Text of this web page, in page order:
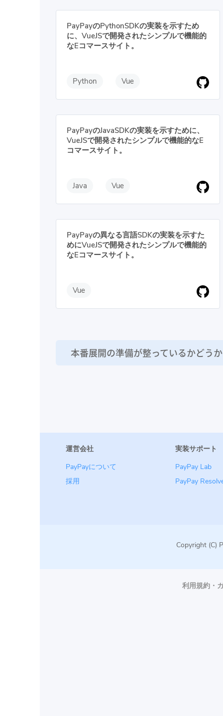
PayPayのPythonSDKの実装を示すため
に、VueJSで開発されたシンプルで機能的
なEコマースサイト。
Python Vue
PayPayのJavaSDKの実装を示すために、
VueJSで開発されたシンプルで機能的なE
コマースサイト。
Java Vue
PayPayの異なる言語SDKの実装を示すた
めにVueJSで開発されたシンプルで機能的
なEコマースサイト。
Vue
本番展開の準備が整っているかどう
運営会社
PayPayについて
採用
実装サポート
PayPay Lab
PayPay
Copyright (C)
利用規約・